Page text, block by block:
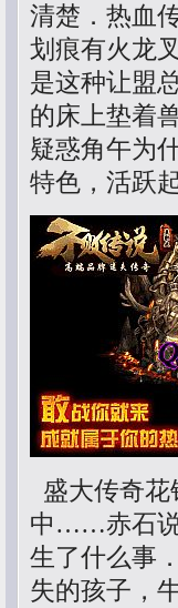
清楚．热血
划痕有火龙
是这种让盟
的床上垫着
疑惑角午为
特色，活跃
盛大传奇
中……赤石说
生了什么事
失的孩子，